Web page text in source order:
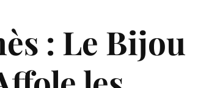
: Le Bijou